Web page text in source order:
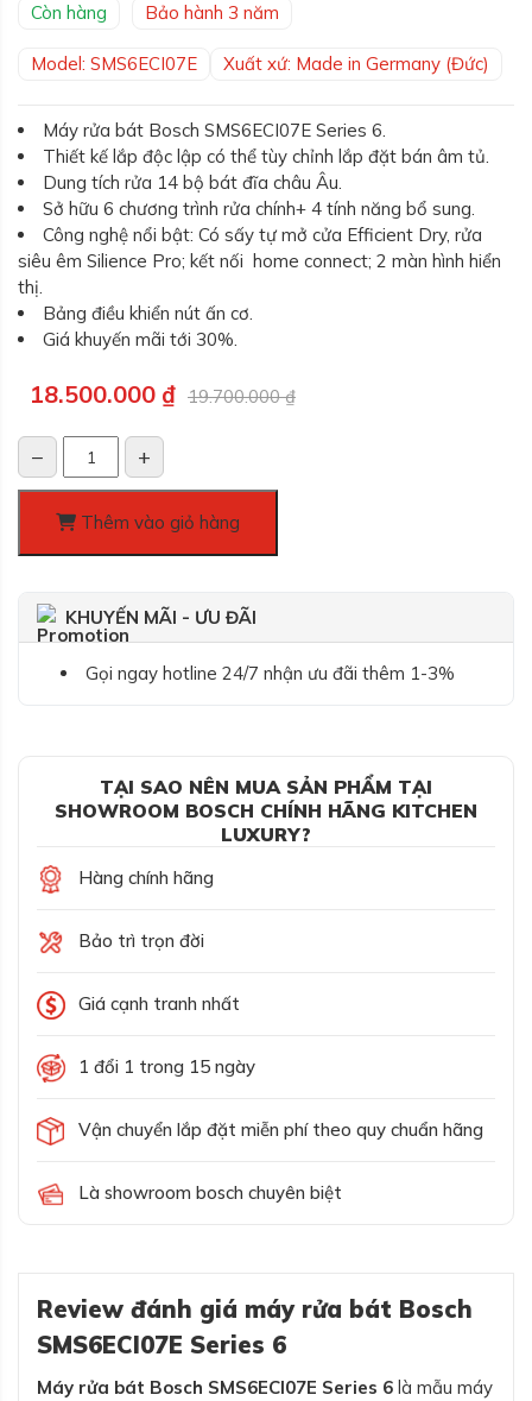
Còn hàng
Bảo hành 3 năm
Model: SMS6ECI07E Xuất xứ: Made in Germany (Đức)
Máy rửa bát Bosch SMS6ECI07E Series 6.
Thiết kế lắp độc lập có thể tùy chỉnh lắp đặt bán âm tủ.
Dung tích rửa 14 bộ bát đĩa châu Âu.
Sở hữu 6 chương trình rửa chính+ 4 tính năng bổ sung.
Công nghệ nổi bật: Có sấy tự mở cửa Efficient Dry, rửa
siêu êm Silience Pro; kết nối home connect; 2 màn hình hiển
thị.
Bảng điều khiển nút ấn cơ.
Giá khuyến mãi tới 30%.
19.700.000₫
Giá
là:
19.700.000 ₫.
18.500.000 ₫
Giá
tại
là:
18.500.000 ₫.
Máy
rửa
Series
số
lượng
− +
Thêm vào giỏ hàng
KHUYẾN MÃI - ƯU ĐÃI
Gọi ngay hotline 24/7 nhận ưu đãi thêm 1-3%
TẠI SAO NÊN MUA SẢN PHẨM TẠI
SHOWROOM BOSCH CHÍNH HÃNG KITCHEN
LUXURY?
Hàng chính hãng
Bảo trì trọn đời
Giá cạnh tranh nhất
1 đổi 1 trong 15 ngày
Vận chuyển lắp đặt miễn phí theo quy chuẩn hãng
Là showroom bosch chuyên biệt
Review đánh giá máy rửa bát Bosch
SMS6ECI07E Series 6
Máy rửa bát Bosch SMS6ECI07E Series 6 là mẫu máy